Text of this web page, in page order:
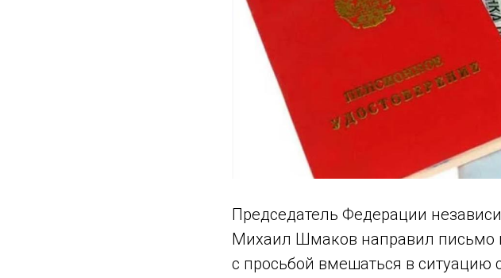
Председатель Федерации
Михаил Шмаков направил письмо
с просьбой вмешаться в